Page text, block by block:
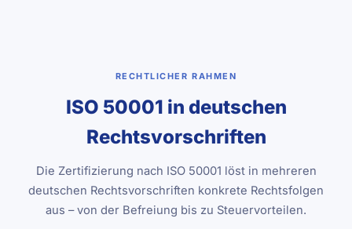
RECHTLICHER RAHMEN
ISO 50001 in deutschen
Rechtsvorschriften
Die Zertifizierung nach ISO 50001 löst in mehreren
deutschen Rechtsvorschriften konkrete Rechtsfolgen
aus – von der Befreiung bis zu Steuervorteilen.